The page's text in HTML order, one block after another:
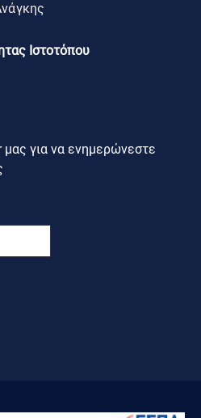
Ιστοτόπου
για να ενημερώνεστε